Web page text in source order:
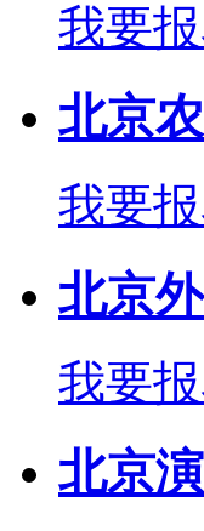
我要
北京
我要
北京
我要
北京